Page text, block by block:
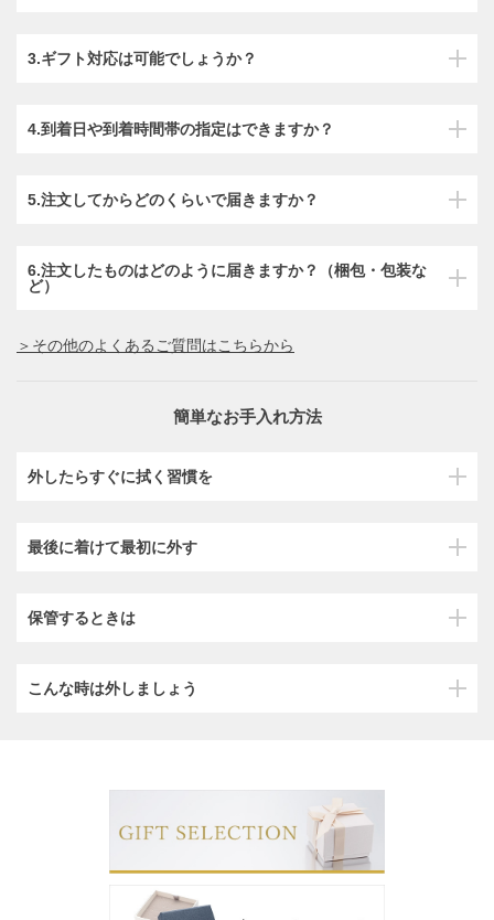
3.ギフト対応は可能でしょうか？
4.到着日や到着時間帯の指定はできますか？
5.注文してからどのくらいで届きますか？
6.注文したものはどのように届きますか？（梱包・包装な
ど）
＞その他のよくあるご質問はこちらから
簡単なお手入れ方法
外したらすぐに拭く習慣を
最後に着けて最初に外す
保管するときは
こんな時は外しましょう